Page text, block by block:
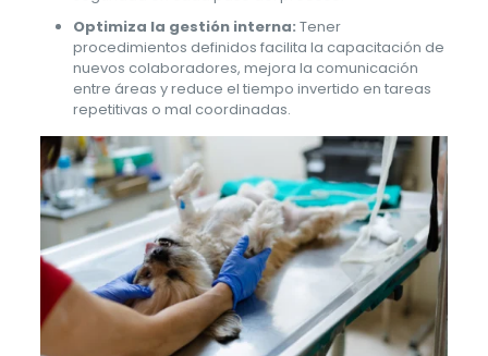
Optimiza la gestión interna: Tener
procedimientos definidos facilita la capacitación de
nuevos colaboradores, mejora la comunicación
entre áreas y reduce el tiempo invertido en tareas
repetitivas o mal coordinadas.